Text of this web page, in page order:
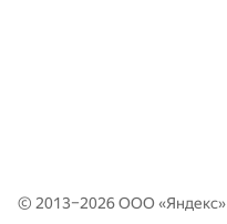
© 2013–2026 ООО «Яндекс»